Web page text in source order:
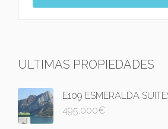
ULTIMAS PROPIEDADES
E109 ESMERALDA
495.000€